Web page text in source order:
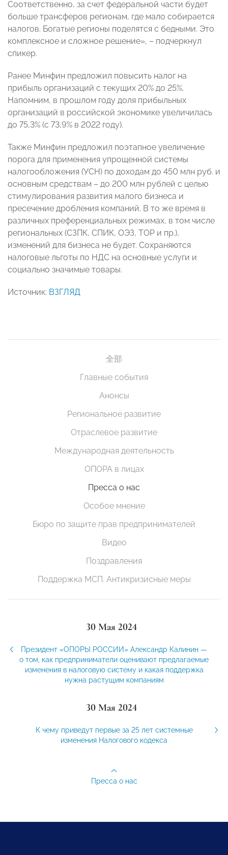
Соответственно, за счет федеральной части будет
больше трансферов регионам, где мало собирается
налогов. Богатые регионы поделятся с бедными. Это
комплексное и сложное решение», – подчеркнул
спикер.
Ранее Минфин предложил повысить налог на
прибыль организаций с текущих 20% до 25%.
Напомним, в прошлом году доля прибыльных
организаций в российской экономике увеличилась
до 75,3% (с 73,9% в 2022 году).
Также Минфин предложил поэтапное увеличение
порога для применения упрощенной системы
налогообложения (УСН) по доходам до 450 млн руб. и
основным средствам – до 200 млн рублей с целью
стимулирования развития малого бизнеса и
пресечение дробления компаний. В то же время в
различных преференциальных режимах, в том числе
региональных (СЗПК, СПИК, ОЭЗ, ТОР и пр.),
изменений для бизнеса не будет. Сохраняются
налоговые льготы по НДС на основные услуги и
социально значимые товары.
Источник: ВЗГЛЯД
全部
Главные события
Анонсы
Региональное развитие
Отраслевое развитие
Международная деятельность
ОПОРА в лицах
Пресса о нас
Особое мнение
Бюро по защите прав предпринимателей
Видео
Поздравления
Поддержка МСП. Антикризисные меры
30 Мая 2024
Президент «ОПОРЫ РОССИИ» Александр Калинин —
о том, как предприниматели оценивают предлагаемые
изменения в налоговую систему и какая поддержка
нужна растущим компаниям
30 Мая 2024
К чему приведут первые за 25 лет системные
изменения Налогового кодекса
Пресса о нас